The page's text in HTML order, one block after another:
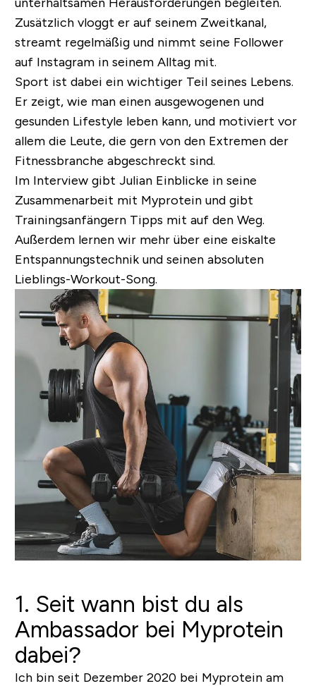
Zusätzlich vloggt er auf seinem Zweitkanal,
streamt regelmäßig und nimmt seine Follower
auf Instagram in seinem Alltag mit.
Sport ist dabei ein wichtiger Teil seines Lebens.
Er zeigt, wie man einen ausgewogenen und
gesunden Lifestyle leben kann, und motiviert vor
allem die Leute, die gern von den Extremen der
Fitnessbranche abgeschreckt sind.
Im Interview gibt Julian Einblicke in seine
Zusammenarbeit mit Myprotein und gibt
Trainingsanfängern Tipps mit auf den Weg.
Außerdem lernen wir mehr über eine eiskalte
Entspannungstechnik und seinen absoluten
Lieblings-Workout-Song.
1. Seit wann bist du als
Ambassador bei Myprotein
dabei?
Ich bin seit Dezember 2020 bei Myprotein am